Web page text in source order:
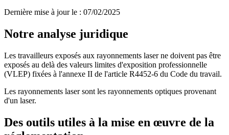
Dernière mise à jour le : 07/02/2025
Notre analyse juridique
Les travailleurs exposés aux rayonnements laser ne doivent pas être
exposés au delà des valeurs limites d'exposition professionnelle
(VLEP) fixées à l'annexe II de l'article R4452-6 du Code du travail.
Les rayonnements laser sont les rayonnements optiques provenant
d'un laser.
Des outils utiles à la mise en œuvre de la